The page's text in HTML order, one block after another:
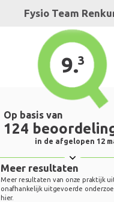
Fysio Team
9.3
Op basis van
124
in de afgelopen 12
Meer resultaten
Meer resultaten van onze praktijk
onafhankelijk uitgevoerde
hier.